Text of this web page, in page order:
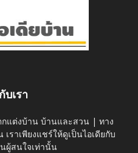
บเรา
กแต่งบ้าน บ้านและสวน | ทาง
ราเพียงแชร์ให้ดูเป็นไอเดียกับ
ผู้สนใจเท่านั้น